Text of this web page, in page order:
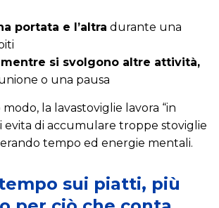
portata e l’altra durante una
mentre si svolgono altre attività,
o una pausa
modo, la lavastoviglie lavora “in
evita di accumulare troppe stoviglie
tempo ed energie mentali.
sui piatti, più